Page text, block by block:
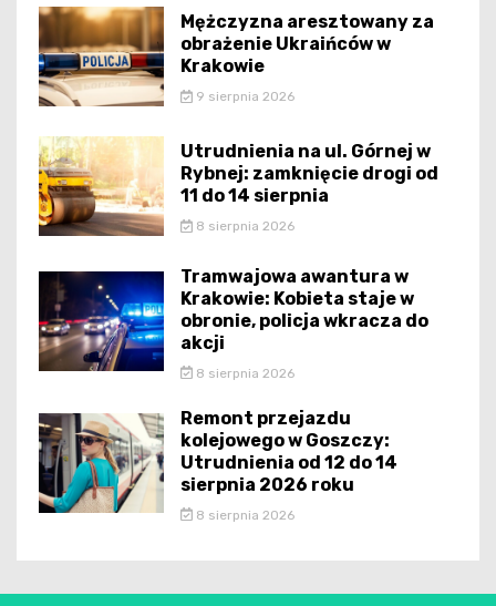
Mężczyzna aresztowany za
obrażenie Ukraińców w
Krakowie
9 sierpnia 2026
Utrudnienia na ul. Górnej w
Rybnej: zamknięcie drogi od
11 do 14 sierpnia
8 sierpnia 2026
Tramwajowa awantura w
Krakowie: Kobieta staje w
obronie, policja wkracza do
akcji
8 sierpnia 2026
Remont przejazdu
kolejowego w Goszczy:
Utrudnienia od 12 do 14
sierpnia 2026 roku
8 sierpnia 2026